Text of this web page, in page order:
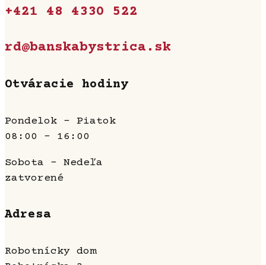
+421 48 4330 522
rd@banskabystrica.sk
Otváracie hodiny
Pondelok - Piatok
08:00 - 16:00
Sobota - Nedeľa
zatvorené
Adresa
Robotnícky dom